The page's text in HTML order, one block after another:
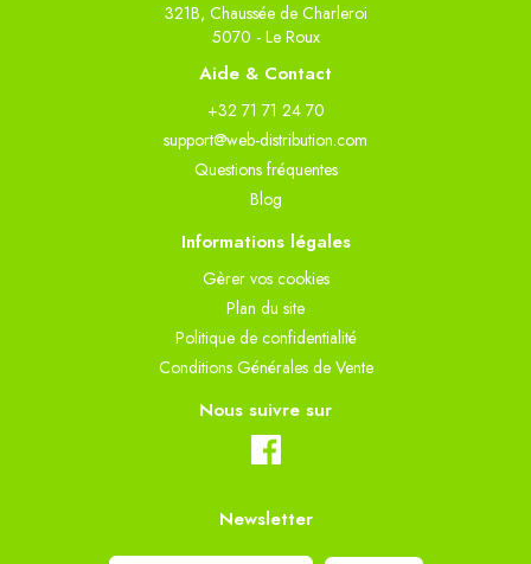
321B, Chaussée de Charleroi
5070 - Le Roux
Aide & Contact
+32 71 71 24 70
support@web-distribution.com
Questions fréquentes
Blog
Informations légales
Gèrer vos cookies
Plan du site
Politique de confidentialité
Conditions Générales de Vente
Nous suivre sur
Newsletter